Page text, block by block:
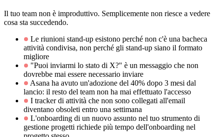
Il tuo team non è improduttivo. Semplicemente non riesce a vedere
cosa sta succedendo.
Le riunioni stand-up esistono perché non c'è una bacheca
attività condivisa, non perché gli stand-up siano il formato
migliore
"Puoi inviarmi lo stato di X?" è un messaggio che non
dovrebbe mai essere necessario inviare
Asana ha avuto un'adozione del 40% dopo 3 mesi dal
lancio: il resto del team non ha mai effettuato l'accesso
I tracker di attività che non sono collegati all'email
diventano obsoleti entro una settimana
L'onboarding di un nuovo assunto nel tuo strumento di
gestione progetti richiede più tempo dell'onboarding nel